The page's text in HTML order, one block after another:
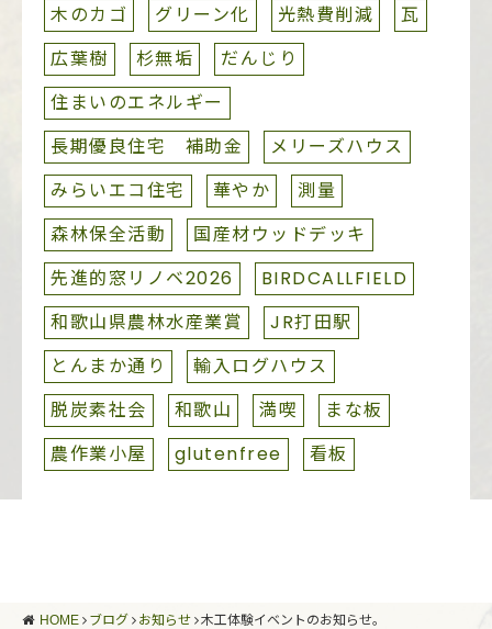
木のカゴ
グリーン化 光熱費削減
瓦
広葉樹
杉無垢
だんじり
住まいのエネルギー
長期優良住宅 補助金
メリーズハウス
みらいエコ住宅
華やか
測量
森林保全活動
国産材ウッドデッキ
先進的窓リノベ2026
BIRDCALLFIELD
和歌山県農林水産業賞
JR打田駅
とんまか通り
輸入ログハウス
脱炭素社会
和歌山 満喫
まな板
農作業小屋
glutenfree 看板
HOME ブログ お知らせ 木工体験イベントのお知らせ。